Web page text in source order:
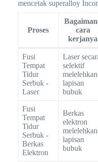
mencetak superalloy
Proses
cara
kerjanya
Fusi
Tempat
Tidur
Serbuk -
Laser
Laser
selektif
melelehkan
lapisan
bubuk
Fusi
Tempat
Tidur
Serbuk -
Berkas
Elektron
Berkas
elektron
melelehkan
lapisan
bubuk